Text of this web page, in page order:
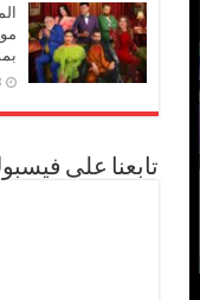
تابعنا على